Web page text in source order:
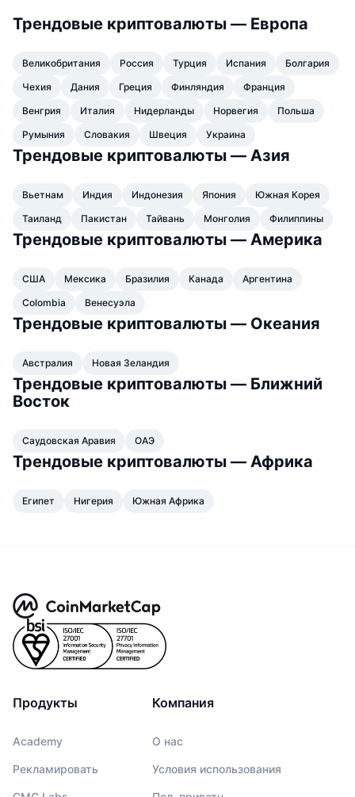
Крипто
Политика
Спорт
Финансы
Технологии
Общая статистика NFT
Предстоящие продажи
Ethereum (Эфириум)-ETF
Технический анализ
MACD
Обзор
Ставки финансирования
CMC MCP
x402
Подробнее
Новости
Academy
Research
Глоссарий
Аирдропы
Изучайте и зарабатывайте
Календарь ICO
Календарь мероприятий
Трендовые криптовалюты — Европа
Великобритания Россия Турция Испания
Болгария
Чехия
Дания Греция Финляндия
Франция
Венгрия
Италия Нидерланды Норвегия
Польша
Румыния
Словакия Швеция Украина
Трендовые криптовалюты — Азия
Вьетнам Индия Индонезия Япония
Южная Корея
Таиланд
Пакистан Тайвань Монголия Филиппины
Трендовые криптовалюты — Америка
США Мексика Бразилия Канада
Аргентина
Colombia
Венесуэла
Трендовые криптовалюты — Океания
Австралия Новая Зеландия
Трендовые криптовалюты — Ближний
Восток
Саудовская Аравия ОАЭ
Трендовые криптовалюты — Африка
Египет Нигерия Южная Африка
Продукты
Academy
Рекламировать
Компания
О нас
Условия использования